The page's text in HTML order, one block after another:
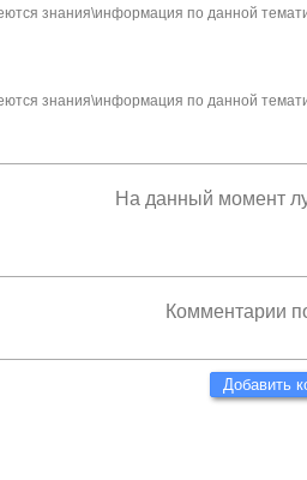
знания\информация по данной
знания\информация по данной
На данный момент
Комментарии
Добавить